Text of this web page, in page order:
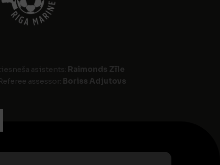
asistents: Raimonds Zīle
assessor: Boriss Adjutovs